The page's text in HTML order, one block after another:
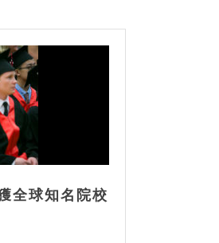
全球知名院校